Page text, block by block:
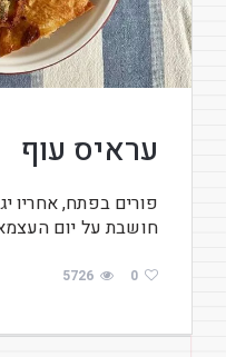
עראיס עוף
פורים בפתח, אחריו
חושבת על יום
5726 0